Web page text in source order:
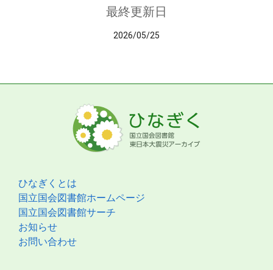
最終更新日
2026/05/25
ひなぎくとは
国立国会図書館ホームページ
国立国会図書館サーチ
お知らせ
お問い合わせ